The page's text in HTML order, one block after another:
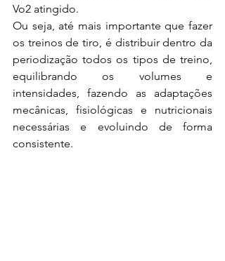
Vo2 atingido.
Ou seja, até mais importante que fazer
os treinos de tiro, é distribuir dentro da
periodização todos os tipos de treino,
equilibrando os volumes e
intensidades, fazendo as adaptações
mecânicas, fisiológicas e nutricionais
necessárias e evoluindo de forma
consistente.